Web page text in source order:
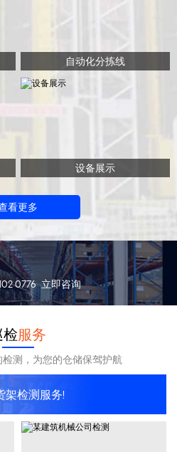
自动化分拣线
设备展示
看更多
0776 立即咨询
检服务
测，为您的仓储保驾护航
架检测服务!